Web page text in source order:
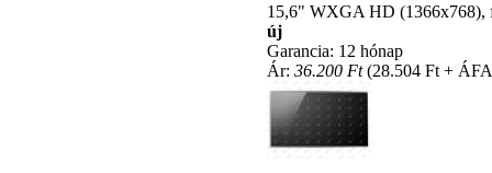
15,6" WXGA HD (1366x768),
új
Garancia: 12 hónap
Ár: 36.200 Ft(28.504 Ft +